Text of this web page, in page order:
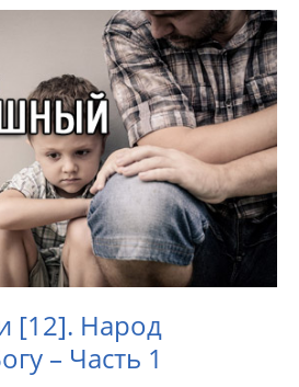
[12]. Народ
– Часть 1